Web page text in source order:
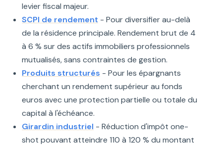
levier fiscal majeur.
SCPI de rendement - Pour diversifier au-delà
de la résidence principale. Rendement brut de 4
à 6 % sur des actifs immobiliers professionnels
mutualisés, sans contraintes de gestion.
Produits structurés - Pour les épargnants
cherchant un rendement supérieur au fonds
euros avec une protection partielle ou totale du
capital à l'échéance.
Girardin industriel - Réduction d'impôt one-
shot pouvant atteindre 110 à 120 % du montant